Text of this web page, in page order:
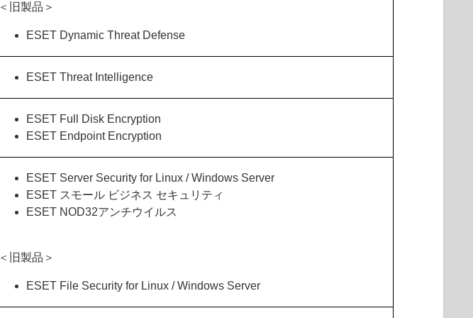
＜旧製品＞
ESET Dynamic Threat Defense
ESET Threat Intelligence
ESET Full Disk Encryption
ESET Endpoint Encryption
ESET Server Security for Linux / Windows Server
ESET スモール ビジネス セキュリティ
ESET NOD32アンチウイルス
＜旧製品＞
ESET File Security for Linux / Windows Server